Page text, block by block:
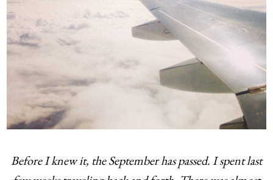
Before I knew it, the September has passed. I spent last